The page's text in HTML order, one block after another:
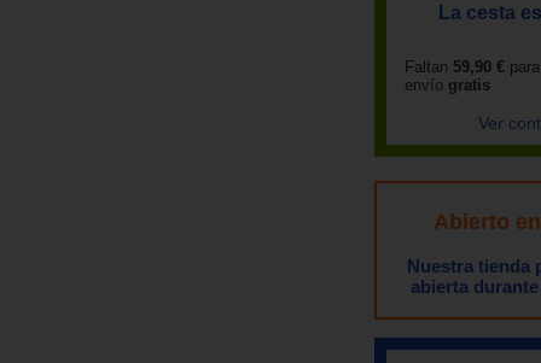
La cesta
Faltan 59,90 €
envío gratis
Ver
Abierto
Nuestra tienda
abierta